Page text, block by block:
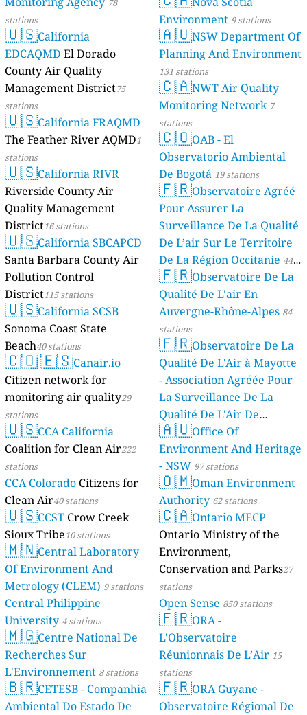
78
stations
🇺🇸California
EDCAQMD El Dorado
County Air Quality
Management District75
stations
🇺🇸California FRAQMD
The Feather River AQMD1
stations
🇺🇸California RIVR
Riverside County Air
Quality Management
District16 stations
🇺🇸California SBCAPCD
Santa Barbara County Air
Pollution Control
District115 stations
🇺🇸California SCSB
Sonoma Coast State
Beach40 stations
🇨🇴🇪🇸Canair.io
Citizen network for
monitoring air quality29
stations
🇺🇸CCA California
Coalition for Clean Air222
stations
CCA Colorado Citizens for
Clean Air40 stations
🇺🇸CCST Crow Creek
Sioux Tribe10 stations
🇲🇳Central Laboratory
Of Environment And
Metrology (CLEM) 9 stations
Central Philippine
University 4 stations
🇲🇬Centre National De
Recherches Sur
L'Environnement 8 stations
🇧🇷CETESB - Companhia
Ambiental Do Estado De
Environment 9 stations
🇦🇺NSW Department Of
Planning And Environment
131 stations
🇨🇦NWT Air Quality
Monitoring Network 7
stations
🇨🇴OAB - El
Observatorio Ambiental
De Bogotá 19 stations
🇫🇷Observatoire Agréé
Pour Assurer La
Surveillance De La Qualité
De L’air Sur Le Territoire
De La Région Occitanie 44
stations
🇫🇷Observatoire De La
Qualité De L'air En
Auvergne-Rhône-Alpes 84
stations
🇫🇷Observatoire De La
Qualité De L'Air à Mayotte
- Association Agréée Pour
La Surveillance De La
Qualité De L'Air De
Mayotte 4 stations
🇦🇺Office Of
Environment And Heritage
- NSW 97 stations
🇴🇲Oman Environment
Authority 62 stations
🇨🇦Ontario MECP
Ontario Ministry of the
Environment,
Conservation and Parks27
stations
Open Sense 850 stations
🇫🇷ORA -
L'Observatoire
Réunionnais De L’Air 15
stations
🇫🇷ORA Guyane -
Observatoire Régional De